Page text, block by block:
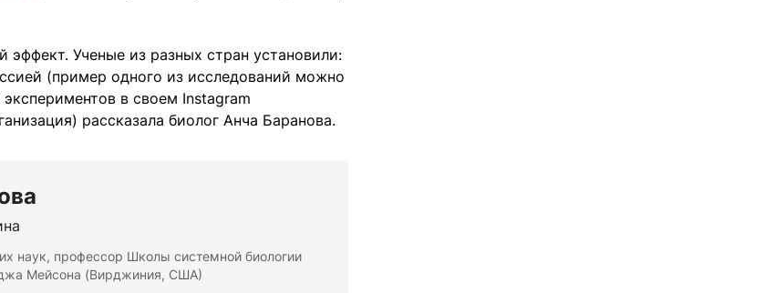
эффект. Ученые из разных стран установили:
(пример одного из исследований можно
в своем Instagram
рассказала биолог Анча Баранова.
наук, профессор Школы системной биологии
Мейсона (Вирджиния, США)